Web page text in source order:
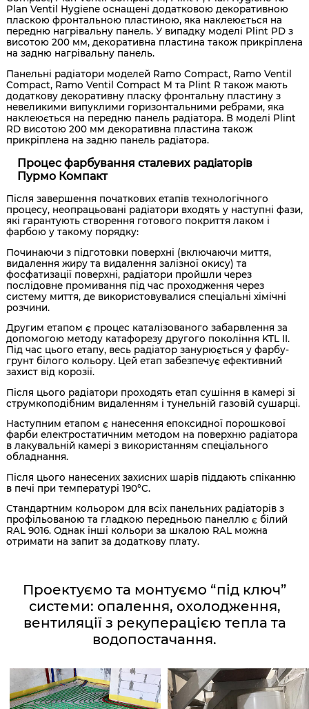
Plan Ventil Hygiene оснащені додатковою декоративною
пласкою фронтальною пластиною, яка наклеюється на
передню нагрівальну панель. У випадку моделі Plint PD з
висотою 200 мм, декоративна пластина також прикріплена
на задню нагрівальну панель.
Панельні радіатори моделей Ramo Compact, Ramo Ventil
Compact, Ramo Ventil Compact M та Plint R також мають
додаткову декоративну пласку фронтальну пластину з
невеликими випуклими горизонтальними ребрами, яка
наклеюється на передню панель радіатора. В моделі Plint
RD висотою 200 мм декоративна пластина також
прикріплена на задню панель радіатора.
Процес фарбування сталевих радіаторів
Пурмо Компакт
Після завершення початкових етапів технологічного
процесу, неопрацьовані радіатори входять у наступні фази,
які гарантують створення готового покриття лаком і
фарбою у такому порядку:
Починаючи з підготовки поверхні (включаючи миття,
видалення жиру та видалення залізної окису) та
фосфатизації поверхні, радіатори пройшли через
послідовне промивання під час проходження через
систему миття, де використовувалися спеціальні хімічні
розчини.
Другим етапом є процес каталізованого забарвлення за
допомогою методу катафорезу другого покоління KTL II.
Під час цього етапу, весь радіатор занурюється у фарбу-
грунт білого кольору. Цей етап забезпечує ефективний
захист від корозії.
Після цього радіатори проходять етап сушіння в камері зі
струмкоподібним видаленням і тунельній газовій сушарці.
Наступним етапом є нанесення епоксидної порошкової
фарби електростатичним методом на поверхню радіатора
в лакувальній камері з використанням спеціального
обладнання.
Після цього нанесених захисних шарів піддають спіканню
в печі при температурі 190°C.
Стандартним кольором для всіх панельних радіаторів з
профільованою та гладкою передньою панеллю є білий
RAL 9016. Однак інші кольори за шкалою RAL можна
отримати на запит за додаткову плату.
Проектуємо та монтуємо “під ключ”
системи: опалення, охолодження,
вентиляції з рекуперацією тепла та
водопостачання.